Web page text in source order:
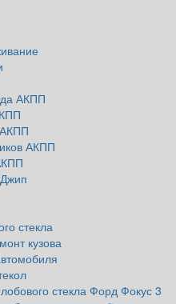
АКПП
АКПП
стекла
кузова
стекла Форд Фокус 3